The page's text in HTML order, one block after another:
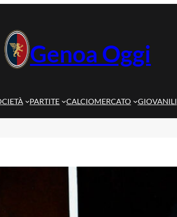
Genoa Oggi
PARTITE CALCIOMERCATO GIOVANILI